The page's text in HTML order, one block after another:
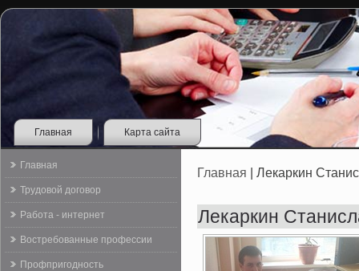
Главная Карта сайта
Главная
Трудовой договор
Работа - интернет
Востребованные профессии
Профпригодность
Главная | Лекаркин
Лекаркин